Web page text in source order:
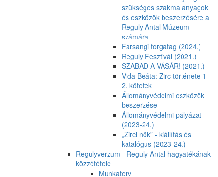
szükséges szakma anyagok
és eszközök beszerzésére a
Reguly Antal Múzeum
számára
Farsangi forgatag (2024.)
Reguly Fesztivál (2021.)
SZABAD A VÁSÁR! (2021.)
Vida Beáta: Zirc története 1-
2. kötetek
Állományvédelmi eszközök
beszerzése
Állományvédelmi pályázat
(2023-24.)
„Zirci nők” - kiállítás és
katalógus (2023-24.)
Regulyverzum - Reguly Antal hagyatékának
közzététele
Munkaterv